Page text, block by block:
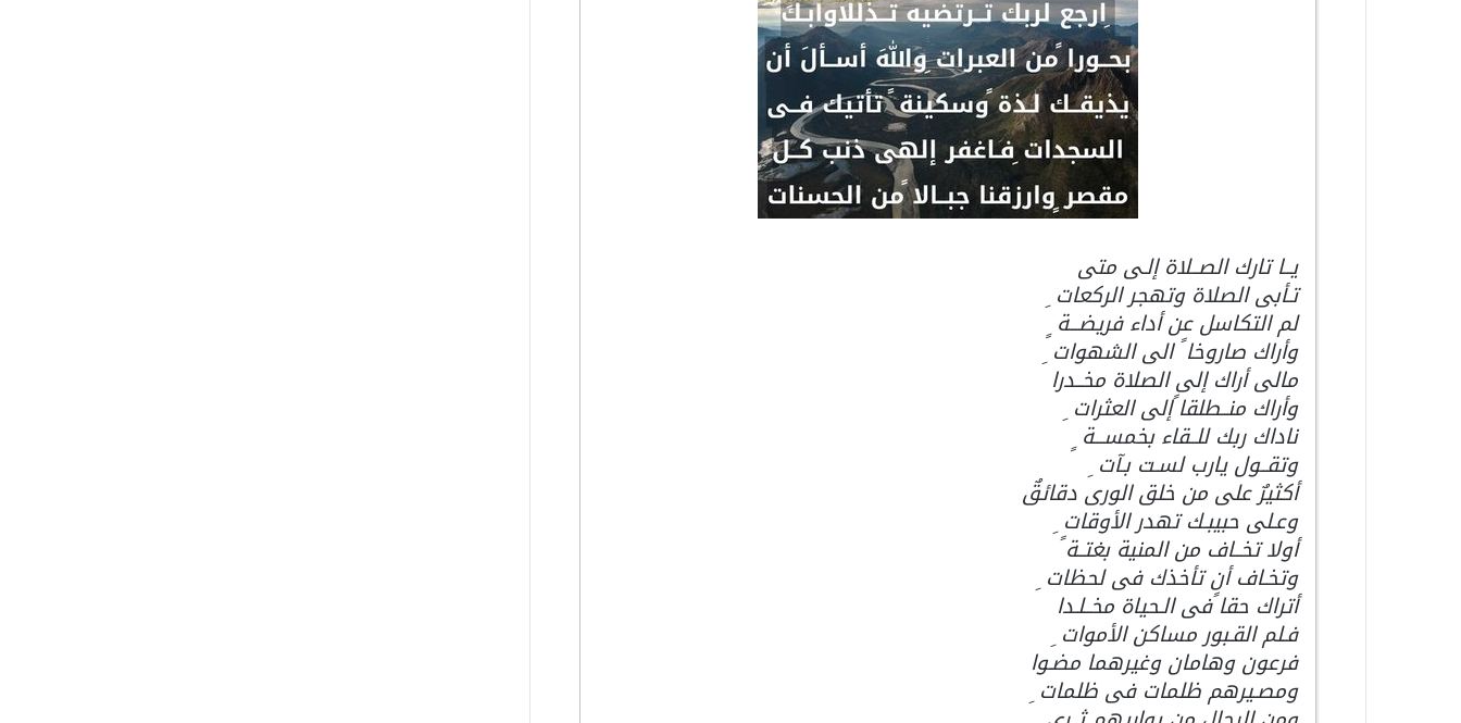
يــا تارك الصــلاة إلـى متى
تـأبى الصلاة وتهجر الركعات ِ
لم التكاسل عن أداء فريضـــة ٍ
وأراك صاروخا ً الى الشهوات ِ
مالى أراك إلى الصلاة مخــدرا
وأراك منــطلقا ًإلى العثرات ِ
ناداك ربك للــقاء بخمســـة ٍ
وتقــول يارب لسـت بـآت ِ
أكثيرٌ على من خلق الورى دقائقٌ
وعـلى حبيبـك تهدر الأوقات ِ
أولا تخــاف من المنية بغتــة ً
وتخـاف أن تأخذك فى لحظات ِ
أتراك حقا ًفى الـحياة مخــلـدا
فـلم القـبور مساكن الأموات ِ
فرعون وهامان وغيرهما مضـوا
ومصـيرهم ظلمات فى ظلمات ِ